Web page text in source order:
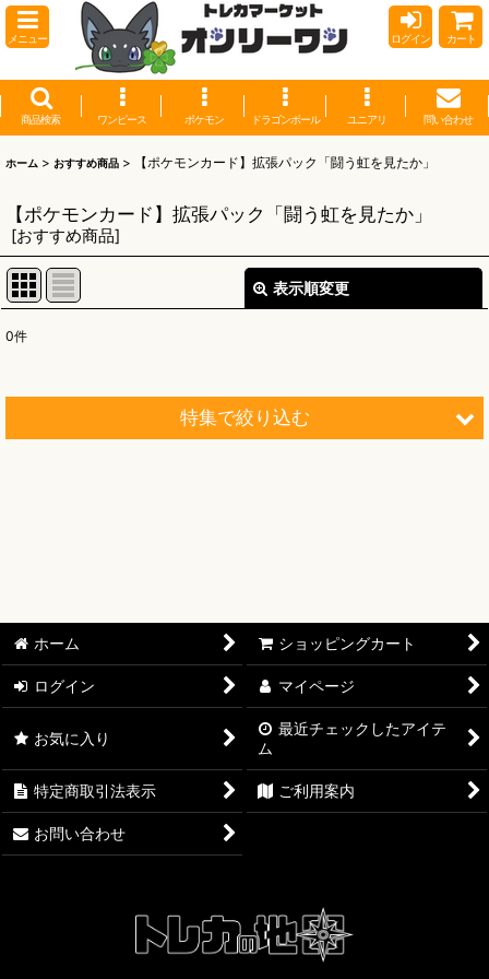
メニュー ログイン カート
商品検索 ワンピース ポケモン ドラゴンボール ユニアリ 問い合わせ
ホーム > おすすめ商品 > 【ポケモンカード】拡張パック「闘う虹を見たか」
【ポケモンカード】拡張パック「闘う虹を見たか」
[おすすめ商品]
表示順変更
0件
特集で絞り込む
【ワンピースカード】ブースターパック 決戦の刻【OP-16】
【ワンピースカード】ブースターパック 神の島の冒険【OP-
15】
【ワンピースカード】エクストラブースター EGGHEAD
CRISIS【EB-04】
【ワンピースカード】ブースターパック 蒼海の七傑【OP-14】
【ワンピースカード】ブースターパック 受け継がれる意志
ホーム ショッピングカート
ログイン マイページ
お気に入り
最近チェックしたアイテ
ム
特定商取引法表示 ご利用案内
お問い合わせ